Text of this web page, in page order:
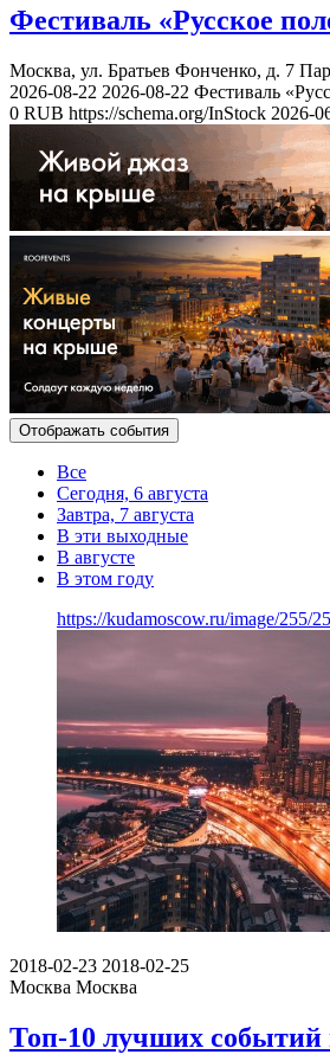
Фестиваль «Русское
Москва, ул. Братьев Фонченко, д. 7
2026-08-22 2026-08-22 Фестиваль
0 RUB https://schema.org/InStock 2026-
Отображать события
Все
Сегодня, 6 августа
Завтра, 7 августа
В эти выходные
В августе
В этом году
https://kudamoscow.ru/image/255/
2018-02-23 2018-02-25
Москва Москва
Топ-10 лучших событий